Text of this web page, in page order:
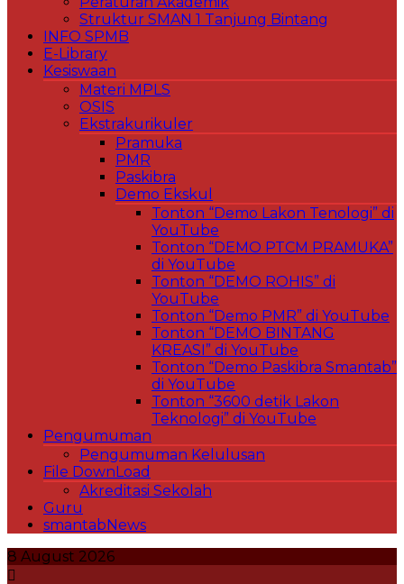
Struktur SMAN 1 Tanjung Bintang
INFO SPMB
E-Library
Kesiswaan
Materi MPLS
OSIS
Ekstrakurikuler
Pramuka
PMR
Paskibra
Demo Ekskul
Tonton “Demo Lakon Tenologi” di
YouTube
Tonton “DEMO PTCM PRAMUKA”
di YouTube
Tonton “DEMO ROHIS” di
YouTube
Tonton “Demo PMR” di YouTube
Tonton “DEMO BINTANG
KREASI” di YouTube
Tonton “Demo Paskibra Smantab”
di YouTube
Tonton “3600 detik Lakon
Teknologi” di YouTube
Pengumuman
Pengumuman Kelulusan
File DownLoad
Akreditasi Sekolah
Guru
smantabNews
8 August 2026